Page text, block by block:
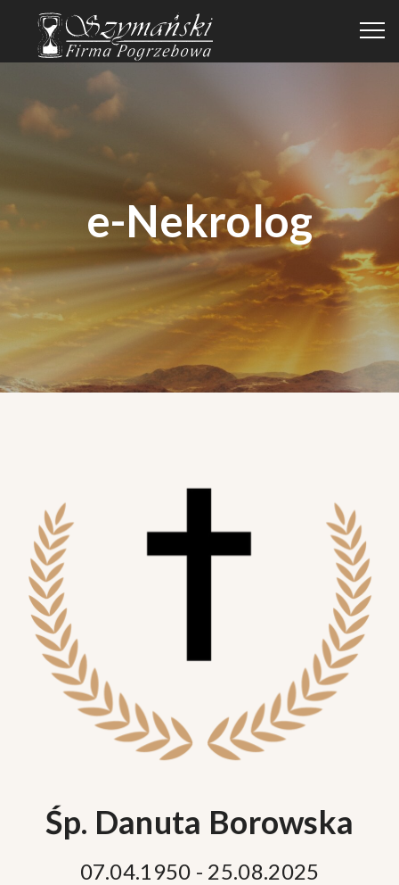
e-Nekrolog
Śp. Danuta Borowska
07.04.1950 - 25.08.2025